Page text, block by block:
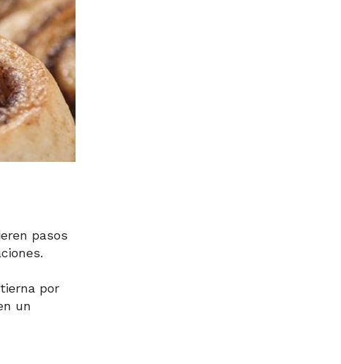
pasos
por
un